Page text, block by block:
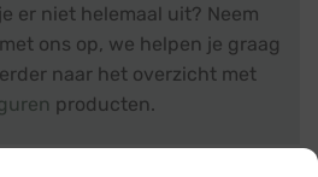
er niet helemaal uit? Neem
met ons op, we helpen je graag
naar het overzicht met
producten.